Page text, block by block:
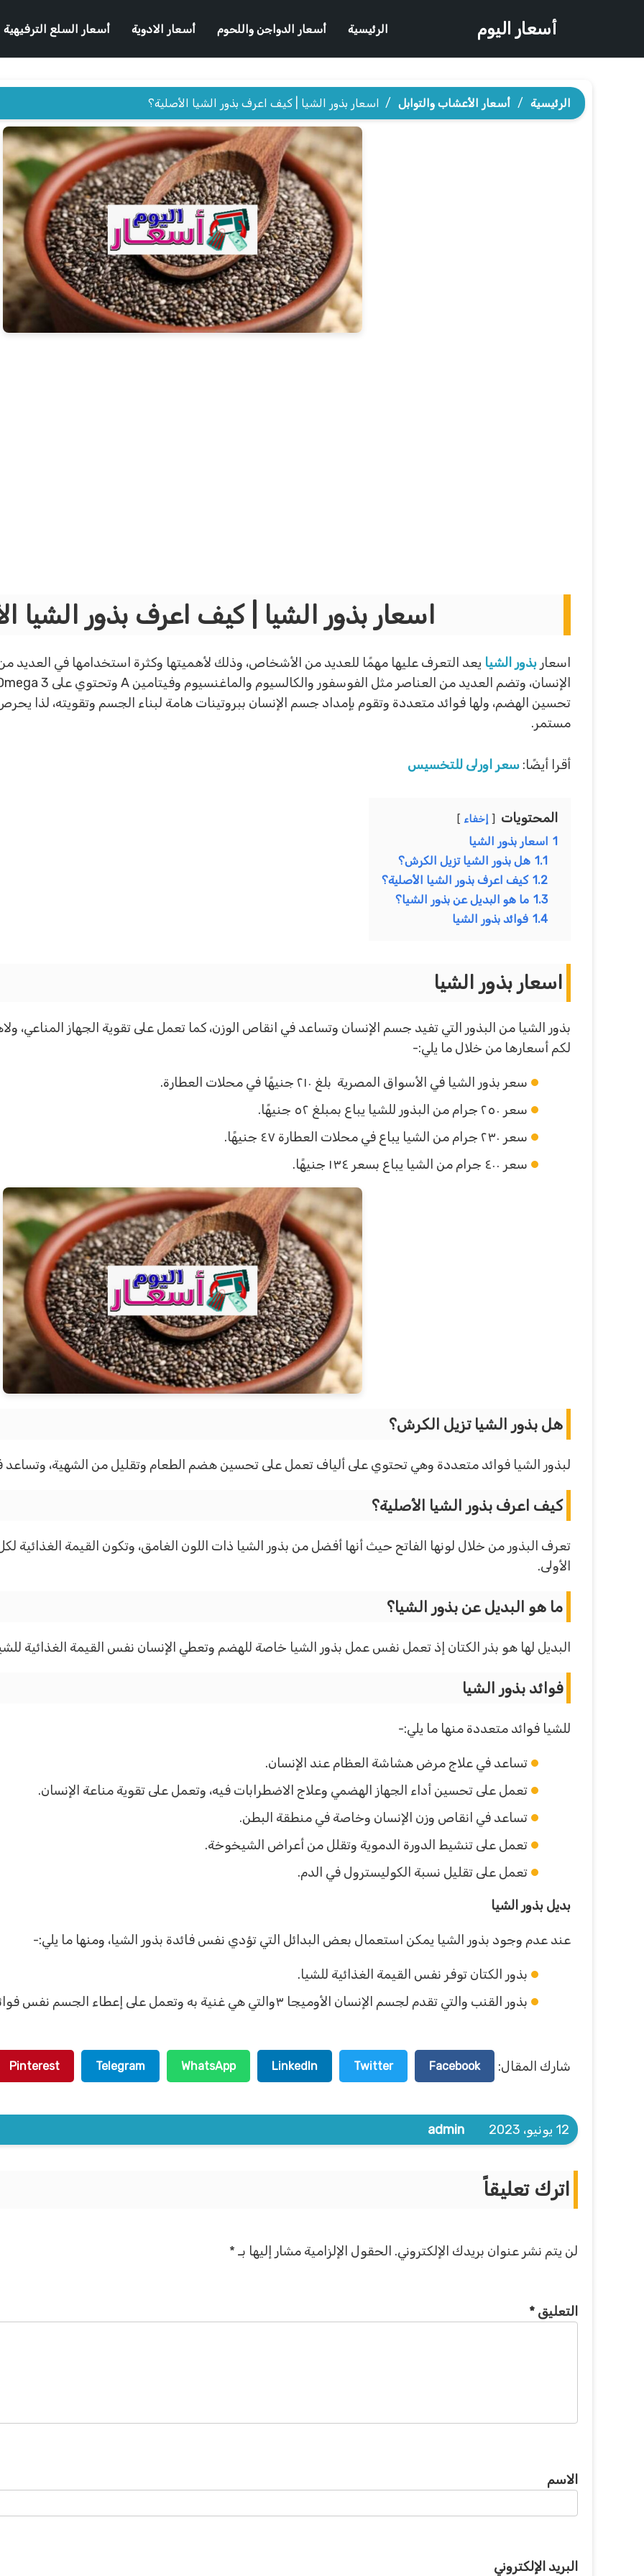
أسعار اليوم الرئيسية أسعار الدواجن واللحوم أسعار الادوية أسعار السلع الترفيهية
الرئيسية / أسعار الأعشاب والتوابل / اسعار بذور الشيا | كيف اعرف بذور الشيا الأصلية؟
اسعار بذور الشيا | كيف اعرف بذور الشيا
اسعار بذور الشيا يعد التعرف عليها مهمًا للعديد من الأشخاص، وذلك لأهميتها وكثرة استخدامها في العديد
تحسين الهضم، ولها فوائد متعددة وتقوم بإمداد جسم الإنسان ببروتينات هامة لبناء الجسم وتقويته، لذا
مستمر.
أقرا أيضًا: سعر اورلى للتخسيس
المحتويات إخفاء
1 اسعار بذور الشيا
1.1 هل بذور الشيا تزيل الكرش؟
1.2 كيف اعرف بذور الشيا الأصلية؟
1.3 ما هو البديل عن بذور الشيا؟
1.4 فوائد بذور الشيا
اسعار بذور الشيا
بذور الشيا من البذور التي تفيد جسم الإنسان وتساعد في انقاص الوزن، كما تعمل على تقوية الجهاز المناعي،
لكم أسعارها من خلال ما يلي:-
سعر بذور الشيا في الأسواق المصرية بلغ ٢١٠ جنيهًا في محلات العطارة.
سعر ٢٥٠ جرام من البذور للشيا يباع بمبلغ ٥٢ جنيهًا.
سعر ٢٣٠ جرام من الشيا يباع في محلات العطارة ٤٧ جنيهًا.
سعر ٤٠٠ جرام من الشيا يباع بسعر ١٣٤ جنيهًا.
هل بذور الشيا تزيل الكرش؟
لبذور الشيا فوائد متعددة وهي تحتوي على ألياف تعمل على تحسين هضم الطعام وتقليل من الشهية،
كيف اعرف بذور الشيا الأصلية؟
تعرف البذور من خلال لونها الفاتح حيث أنها أفضل من بذور الشيا ذات اللون الغامق، وتكون القيمة الغذائية
الأولى.
ما هو البديل عن بذور الشيا؟
البديل لها هو بذر الكتان إذ تعمل نفس عمل بذور الشيا خاصة للهضم وتعطي الإنسان نفس القيمة الغذائية
فوائد بذور الشيا
للشيا فوائد متعددة منها ما يلي:-
تساعد في علاج مرض هشاشة العظام عند الإنسان.
تعمل على تحسين أداء الجهاز الهضمي وعلاج الاضطرابات فيه، وتعمل على تقوية مناعة الإنسان.
تساعد في انقاص وزن الإنسان وخاصة في منطقة البطن.
تعمل على تنشيط الدورة الدموية وتقلل من أعراض الشيخوخة.
تعمل على تقليل نسبة الكوليسترول في الدم.
بديل بذور الشيا
عند عدم وجود بذور الشيا يمكن استعمال بعض البدائل التي تؤدي نفس فائدة بذور الشيا، ومنها ما يلي:-
بذور الكتان توفر نفس القيمة الغذائية للشيا.
بذور القنب والتي تقدم لجسم الإنسان الأوميجا ٣والتي هي غنية به وتعمل على إعطاء الجسم نفس فوائد بذور الشيا.
شارك المقال: Facebook
Twitter
LinkedIn
WhatsApp
Telegram
Pinterest
12 يونيو، 2023 admin
اترك تعليقاً
لن يتم نشر عنوان بريدك الإلكتروني. الحقول الإلزامية مشار إليها بـ *
التعليق *
الاسم
البريد الإلكتروني